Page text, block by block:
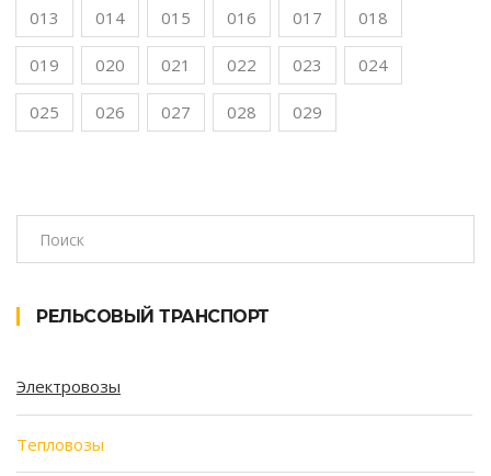
013 014 015 016 017 018
019 020 021 022 023 024
025 026 027 028 029
РЕЛЬСОВЫЙ ТРАНСПОРТ
Электровозы
Тепловозы